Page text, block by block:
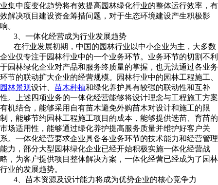
业集中度变化趋势将有效提高园林绿化行业的整体运行效率，有
效解决项目建设资金筹措问题，对于生态环境建设产生积极影
响。
3 、一体化经营成为行业发展趋势
在行业发展初期，中国的园林行业以中小企业为主，大多数
企业仅专注于园林行业中的一个业务环节。业务环节的切割不利
于园林绿化企业对产品和服务终质量的掌握，也无法通过各业务
环节的联动扩大企业的经营规模。园林行业中的园林工程施工、
园林景观设计、 苗木种植和绿化养护具有较强的联动性和互补
性。上述四项业务的一体化经营能够将设计理念与工程施工方案
有机结合，能够采用自有苗木避免外购苗木对设计和施工的限
制，能够节约园林工程施工项目的成本，能够提供选苗、育苗的
市场适用性，能够通过绿化养护提高服务质量并维护好客户关
系。一体化经营要求企业具备各业务环节的技术能力和经营管理
能力，部分大型园林绿化企业已经开始积极实施一体化经营战
略，为客户提供项目整体解决方案，一体化经营已经成为了园林
行业的发展趋势。
4 、苗木资源及设计能力将成为优势企业的核心竞争力